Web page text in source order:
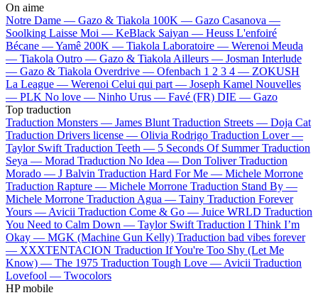
On aime
Notre Dame — Gazo & Tiakola 100K — Gazo Casanova —
Soolking Laisse Moi — KeBlack Saiyan — Heuss L'enfoiré
Bécane —Yamê 200K — Tiakola Laboratoire — Werenoi Meuda
— Tiakola Outro — Gazo & Tiakola Ailleurs — Josman Interlude
— Gazo & Tiakola Overdrive — Ofenbach 1 2 3 4 — ZOKUSH
La League — Werenoi Celui qui part — Joseph Kamel Nouvelles
— PLK No love — Ninho Urus — Favé (FR) DIE — Gazo
Top traduction
Traduction Monsters — James Blunt Traduction Streets — Doja Cat
Traduction Drivers license — Olivia Rodrigo Traduction Lover —
Taylor Swift Traduction Teeth — 5 Seconds Of Summer Traduction
Seya — Morad Traduction No Idea — Don Toliver Traduction
Morado — J Balvin Traduction Hard For Me — Michele Morrone
Traduction Rapture — Michele Morrone Traduction Stand By —
Michele Morrone Traduction Agua — Tainy Traduction Forever
Yours — Avicii Traduction Come & Go — Juice WRLD Traduction
You Need to Calm Down — Taylor Swift Traduction I Think I’m
Okay — MGK (Machine Gun Kelly) Traduction bad vibes forever
— XXXTENTACION Traduction If You're Too Shy (Let Me
Know) — The 1975 Traduction Tough Love — Avicii Traduction
Lovefool — Twocolors
HP mobile